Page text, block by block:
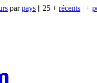
parpays || 25 + récents | +